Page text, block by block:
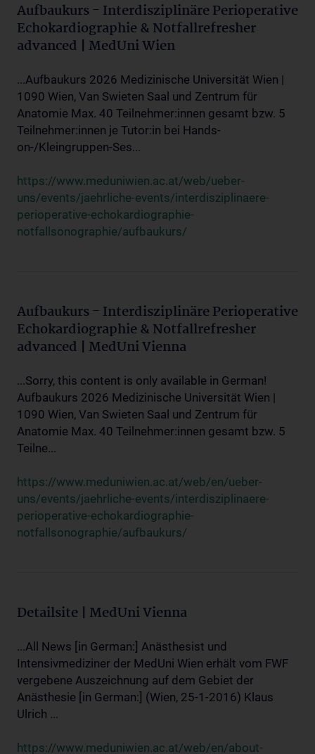
Aufbaukurs - Interdisziplinäre Perioperative
Echokardiographie & Notfallrefresher
advanced | MedUni Wien
...Aufbaukurs 2026 Medizinische Universität Wien |
1090 Wien, Van Swieten Saal und Zentrum für
Anatomie Max. 40 Teilnehmer:innen gesamt bzw. 5
Teilnehmer:innen je Tutor:in bei Hands-
on-/Kleingruppen-Ses...
https://www.meduniwien.ac.at/web/ueber-
uns/events/jaehrliche-events/interdisziplinaere-
perioperative-echokardiographie-
notfallsonographie/aufbaukurs/
Aufbaukurs - Interdisziplinäre Perioperative
Echokardiographie & Notfallrefresher
advanced | MedUni Vienna
...Sorry, this content is only available in German!
Aufbaukurs 2026 Medizinische Universität Wien |
1090 Wien, Van Swieten Saal und Zentrum für
Anatomie Max. 40 Teilnehmer:innen gesamt bzw. 5
Teilne...
https://www.meduniwien.ac.at/web/en/ueber-
uns/events/jaehrliche-events/interdisziplinaere-
perioperative-echokardiographie-
notfallsonographie/aufbaukurs/
Detailsite | MedUni Vienna
...All News [in German:] Anästhesist und
Intensivmediziner der MedUni Wien erhält vom FWF
vergebene Auszeichnung auf dem Gebiet der
Anästhesie [in German:] (Wien, 25-1-2016) Klaus
Ulrich ...
https://www.meduniwien.ac.at/web/en/about-